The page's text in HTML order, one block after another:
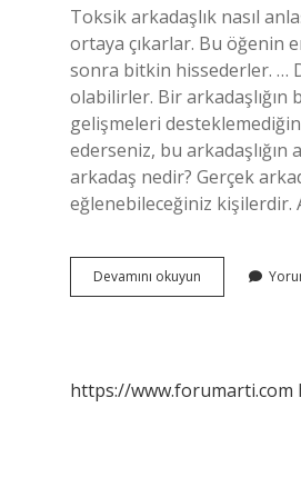
Toksik arkadaşlık nasıl
ortaya çıkarlar. Bu öğenin
sonra bitkin hissederler. …
olabilirler. Bir arkadaşlığın
gelişmeleri
ederseniz, bu arkadaşlığın
arkadaş nedir? Gerçek
eğlenebileceğiniz
Devamını okuyun Sevmeyen
Bir
https://www.forumarti.com